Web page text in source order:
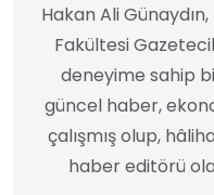
Hakan Ali
Fakültesi
deneyime sahip
güncel haber,
çalışmış olup,
haber editörü